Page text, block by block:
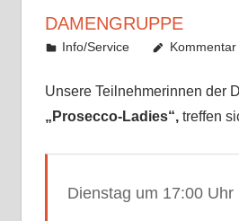
DAMENGRUPPE
4. Mai 2022
fetterer
Info/Service
Unsere Teilnehmerinnen der
„Prosecco-Ladies“, treffen
Dienstag um 17:00 Uhr